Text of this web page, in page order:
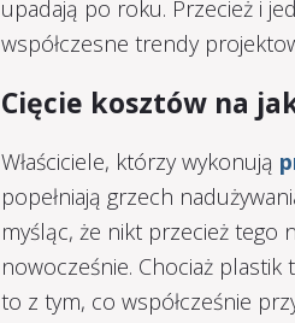
upadają po roku. Przecież i
współczesne trendy
Cięcie kosztów na
Właściciele, którzy wykonują
popełniają grzech
myśląc, że nikt przecież tego
nowocześnie. Chociaż
to z tym, co współcześnie